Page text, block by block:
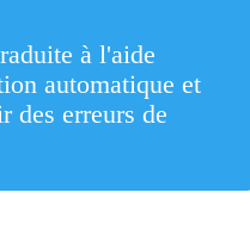
à l'aide
automatique et
des erreurs de